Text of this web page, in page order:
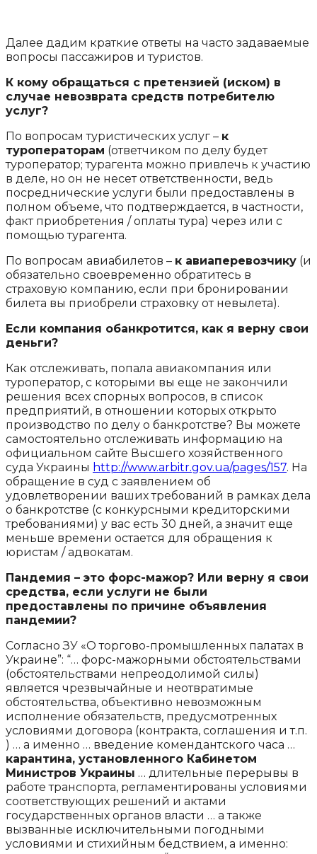
Далее дадим краткие ответы на часто задаваемые
вопросы пассажиров и туристов.
К кому обращаться с претензией (иском) в
случае невозврата средств потребителю
услуг?
По вопросам туристических услуг – к
туроператорам (ответчиком по делу будет
туроператор; турагента можно привлечь к участию
в деле, но он не несет ответственности, ведь
посреднические услуги были предоставлены в
полном объеме, что подтверждается, в частности,
факт приобретения / оплаты тура) через или с
помощью турагента.
По вопросам авиабилетов – к авиаперевозчику (и
обязательно своевременно обратитесь в
страховую компанию, если при бронировании
билета вы приобрели страховку от невылета).
Если компания обанкротится, как я верну свои
деньги?
Как отслеживать, попала авиакомпания или
туроператор, с которыми вы еще не закончили
решения всех спорных вопросов, в список
предприятий, в отношении которых открыто
производство по делу о банкротстве? Вы можете
самостоятельно отслеживать информацию на
официальном сайте Высшего хозяйственного
суда Украины http://www.arbitr.gov.ua/pages/157. На
обращение в суд с заявлением об
удовлетворении ваших требований в рамках дела
о банкротстве (с конкурсными кредиторскими
требованиями) у вас есть 30 дней, а значит еще
меньше времени остается для обращения к
юристам / адвокатам.
Пандемия – это форс-мажор? Или верну я свои
средства, если услуги не были
предоставлены по причине объявления
пандемии?
Согласно ЗУ «О торгово-промышленных палатах в
Украине”: “… форс-мажорными обстоятельствами
(обстоятельствами непреодолимой силы)
является чрезвычайные и неотвратимые
обстоятельства, объективно невозможным
исполнение обязательств, предусмотренных
условиями договора (контракта, соглашения и т.п.
) … а именно … введение комендантского часа …
карантина, установленного Кабинетом
Министров Украины … длительные перерывы в
работе транспорта, регламентированы условиями
соответствующих решений и актами
государственных органов власти … а также
вызванные исключительными погодными
условиями и стихийным бедствием, а именно: